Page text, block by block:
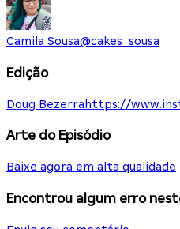
Camila Sousa@cakes_sousa
Edição
Doug Bezerra https://
Arte do Episódio
Baixe agora em alta qualidade
Encontrou algum erro